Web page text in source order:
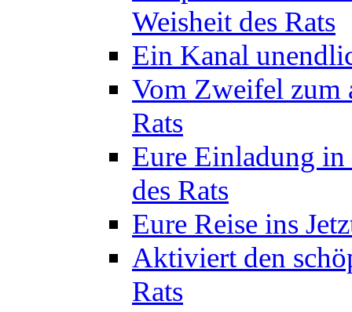
Weisheit des Rats
Ein Kanal
Vom Zweifel zum
Rats
Eure Einladung
des Rats
Eure Reise ins
Aktiviert den
Rats